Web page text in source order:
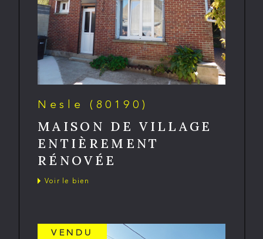
Nesle (80190)
MAISON DE VILLAGE
ENTIÈREMENT
RÉNOVÉE
Voir le bien
VENDU